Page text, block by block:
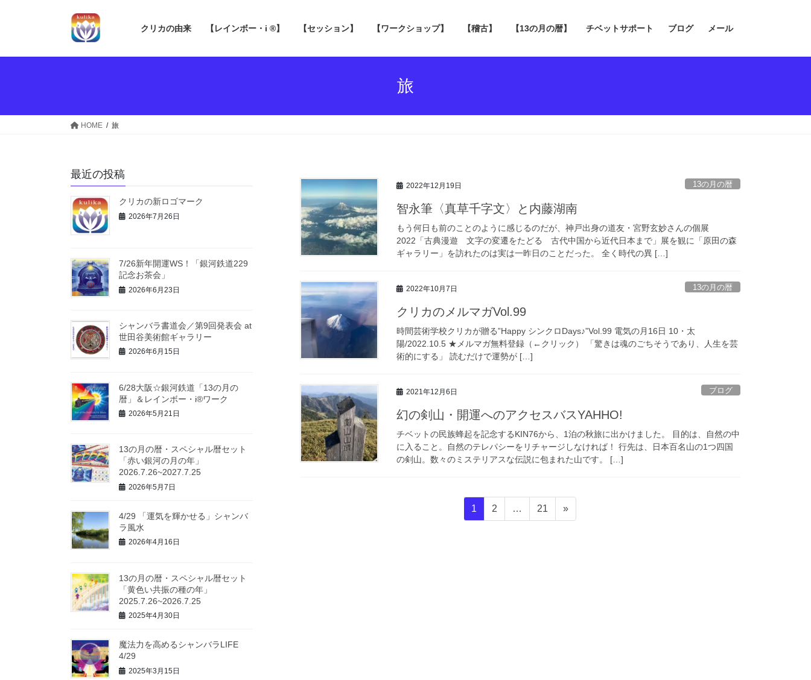
クリカの由来 【レインボー・i ®】 【セッション】 【ワークショップ】 【稽古】 【13の月の暦】 チベットサポート ブログ メール
旅
HOME 旅
2022年12月19日 13の月の暦
智永筆〈真草千字文〉と内藤湖南
もう何日も前のことのように感じるのだが、神戸出身の道友・宮野玄妙さんの個展
2022「古典漫遊 文字の変遷をたどる 古代中国から近代日本まで」展を観に「原田の森
ギャラリー」を訪れたのは実は一昨日のことだった。 全く時代の異 […]
2022年10月7日 13の月の暦
クリカのメルマガVol.99
時間芸術学校クリカが贈る”Happy シンクロDays♪”Vol.99 電気の月16日 10・太
陽/2022.10.5 ★メルマガ無料登録（←クリック） 「驚きは魂のごちそうであり、人生を芸
術的にする」 読むだけで運勢が […]
2021年12月6日 ブログ
幻の剣山・開運へのアクセスバスYAHHO!
チベットの民族蜂起を記念するKIN76から、1泊の秋旅に出かけました。 目的は、自然の中
に入ること。自然のテレパシーをリチャージしなければ！ 行先は、日本百名山の1つ四国
の剣山。数々のミステリアスな伝説に包まれた山です。 […]
固
定
1
固
定
2 …
固
定
21 »
最近の投稿
クリカの新ロゴマーク
2026年7月26日
7/26新年開運WS！「銀河鉄道229
記念お茶会」
2026年6月23日
シャンバラ書道会／第9回発表会 at
世田谷美術館ギャラリー
2026年6月15日
6/28大阪☆銀河鉄道「13の月の
暦」＆レインボー・i®ワーク
2026年5月21日
13の月の暦・スペシャル暦セット
「赤い銀河の月の年」
2026.7.26~2027.7.25
2026年5月7日
4/29 「運気を輝かせる」シャンバ
ラ風水
2026年4月16日
13の月の暦・スペシャル暦セット
「黄色い共振の種の年」
2025.7.26~2026.7.25
2025年4月30日
魔法力を高めるシャンバラLIFE
4/29
2025年3月15日